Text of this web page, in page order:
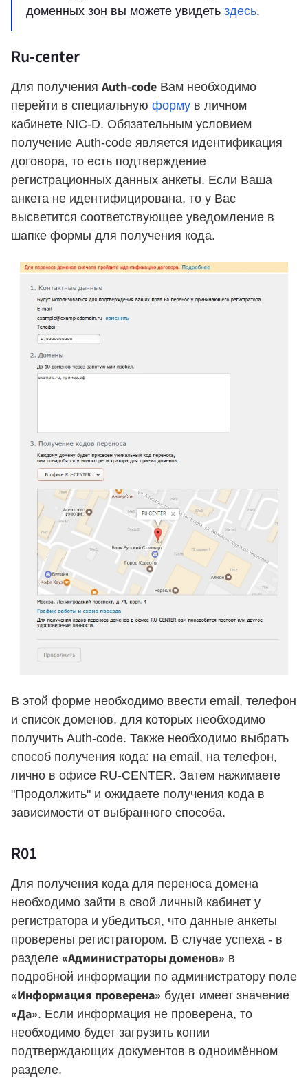
доменных зон вы можете увидеть здесь.
Ru-center
Для получения Auth-code Вам необходимо
перейти в специальную форму в личном
кабинете NIC-D. Обязательным условием
получение Auth-code является идентификация
договора, то есть подтверждение
регистрационных данных анкеты. Если Ваша
анкета не идентифицирована, то у Вас
высветится соответствующее уведомление в
шапке формы для получения кода.
В этой форме необходимо ввести email, телефон
и список доменов, для которых необходимо
получить Auth-code. Также необходимо выбрать
способ получения кода: на email, на телефон,
лично в офисе RU-CENTER. Затем нажимаете
"Продолжить" и ожидаете получения кода в
зависимости от выбранного способа.
R01
Для получения кода для переноса домена
необходимо зайти в свой личный кабинет у
регистратора и убедиться, что данные анкеты
проверены регистратором. В случае успеха - в
разделе «Администраторы доменов» в
подробной информации по администратору поле
«Информация проверена» будет имеет значение
«Да». Если информация не проверена, то
необходимо будет загрузить копии
подтверждающих документов в одноимённом
разделе.